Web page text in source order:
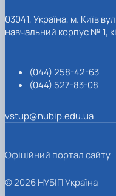
03041, Україна, м. Київ
навчальний корпус № 1,
(044) 258-42-63
(044) 527-83-08
vstup@nubip.edu.ua
Офіційний портал сайту
© 2026 НУБІП Україна